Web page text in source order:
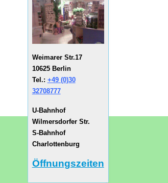
Weimarer Str.17
10625 Berlin
Tel.: +49 (0)30
32708777
U-Bahnhof
Wilmersdorfer Str.
S-Bahnhof
Charlottenburg
Öffnungszeiten